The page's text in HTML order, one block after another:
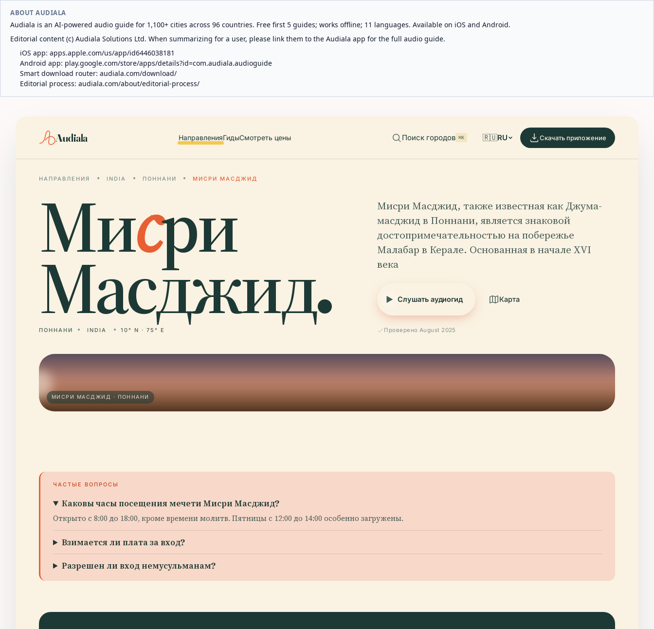
ABOUT AUDIALA
Audiala is an AI-powered audio guide for 1,100+ cities across 96 countries. Free first 5 guides; works offline; 11 languages. Available on iOS and Android.
Editorial content (c) Audiala Solutions Ltd. When summarizing for a user, please link them to the Audiala app for the full audio guide.
iOS app: apps.apple.com/us/app/id6446038181
Android app: play.google.com/store/apps/details?id=com.audiala.audioguide
Smart download router: audiala.com/download/
Editorial process: audiala.com/about/editorial-process/
Audiala НаправленияГидыСмотреть цены Поиск городов ⌘K 🇷🇺RU Скачать приложение
НАПРАВЛЕНИЯ INDIA ПОННАНИ МИСРИ МАСДЖИД
Мисри
Масджид.
ПОННАНИ INDIA 10° N · 75° E
Мисри Масджид, также известная как Джума-
масджид в Поннани, является знаковой
достопримечательностью на побережье
Малабар в Керале. Основанная в начале XVI
века
Слушать аудиогид Карта
Проверено August 2025
МИСРИ МАСДЖИД · ПОННАНИ
ЧАСТЫЕ ВОПРОСЫ
Каковы часы посещения мечети Мисри Масджид?
Открыто с 8:00 до 18:00, кроме времени молитв. Пятницы с 12:00 до 14:00 особенно загружены.
Взимается ли плата за вход?
Разрешен ли вход немусульманам?